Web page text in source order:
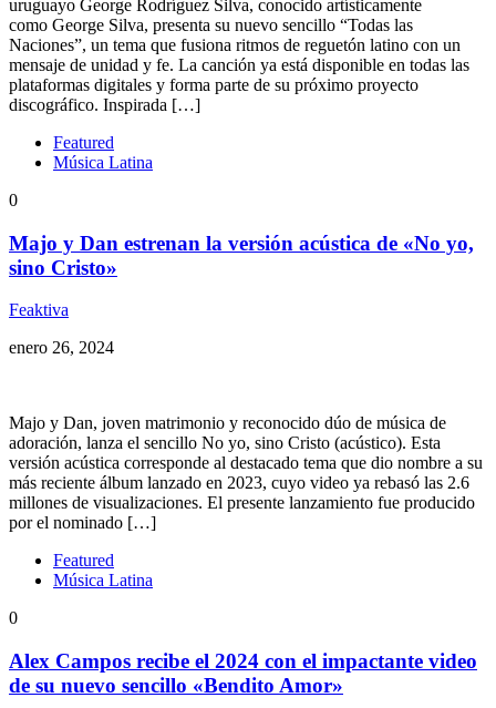
uruguayo George Rodríguez Silva, conocido artísticamente
como George Silva, presenta su nuevo sencillo “Todas las
Naciones”, un tema que fusiona ritmos de reguetón latino con un
mensaje de unidad y fe. La canción ya está disponible en todas las
plataformas digitales y forma parte de su próximo proyecto
discográfico. Inspirada […]
Featured
Música Latina
0
Majo y Dan estrenan la versión acústica de «No yo,
sino Cristo»
Feaktiva
enero 26, 2024
Majo y Dan, joven matrimonio y reconocido dúo de música de
adoración, lanza el sencillo No yo, sino Cristo (acústico). Esta
versión acústica corresponde al destacado tema que dio nombre a su
más reciente álbum lanzado en 2023, cuyo video ya rebasó las 2.6
millones de visualizaciones. El presente lanzamiento fue producido
por el nominado […]
Featured
Música Latina
0
Alex Campos recibe el 2024 con el impactante video
de su nuevo sencillo «Bendito Amor»